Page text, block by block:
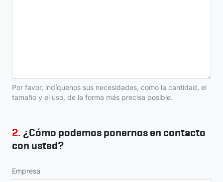
Por favor, indíquenos sus necesidades, como la cantidad, el
tamaño y el uso, de la forma más precisa posible.
2. ¿Cómo podemos ponernos en contacto
con usted?
Empresa